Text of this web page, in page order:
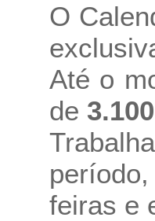
O
Até o
de 3.100
feiras e